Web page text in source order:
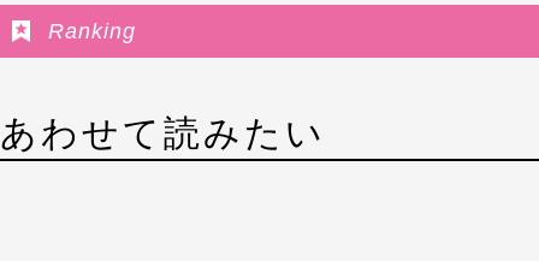
Ranking
あわせて読みたい